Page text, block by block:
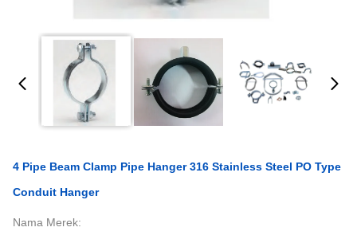
4 Pipe Beam Clamp Pipe Hanger 316 Stainless Steel PO Type
Conduit Hanger
Nama Merek: